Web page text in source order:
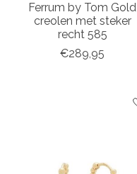
Ferrum by Tom Gold
creolen met steker
recht 585
€289,95